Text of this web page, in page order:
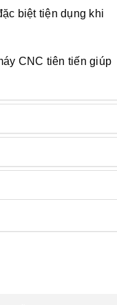
biệt tiện dụng khi
CNC tiên tiến giúp